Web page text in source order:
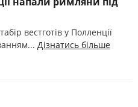
вестготів у Полленції
Дізнатись більше